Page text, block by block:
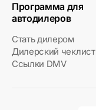
Программа для
автодилеров
Стать дилером
Дилерский чеклист
Ссылки DMV